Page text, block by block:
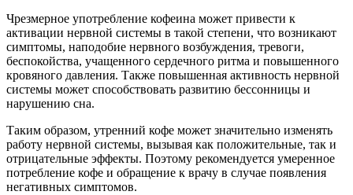
Чрезмерное употребление кофеина может привести к
активации нервной системы в такой степени, что возникают
симптомы, наподобие нервного возбуждения, тревоги,
беспокойства, учащенного сердечного ритма и повышенного
кровяного давления. Также повышенная активность нервной
системы может способствовать развитию бессонницы и
нарушению сна.
Таким образом, утренний кофе может значительно изменять
работу нервной системы, вызывая как положительные, так и
отрицательные эффекты. Поэтому рекомендуется умеренное
потребление кофе и обращение к врачу в случае появления
негативных симптомов.